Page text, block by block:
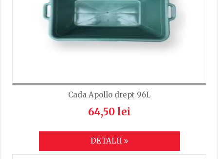
Cada Apollo drept 96L
64,50 lei
DETALII